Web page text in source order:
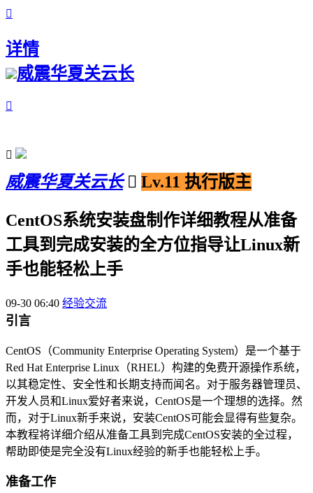

详情
威震华夏关云长


威震华夏关云长  Lv.11 执行版主
CentOS系统安装盘制作详细教程从准备
工具到完成安装的全方位指导让Linux新
手也能轻松上手
09-30 06:40 经验交流
引言
CentOS（Community Enterprise Operating System）是一个基于
Red Hat Enterprise Linux（RHEL）构建的免费开源操作系统，
以其稳定性、安全性和长期支持而闻名。对于服务器管理员、
开发人员和Linux爱好者来说，CentOS是一个理想的选择。然
而，对于Linux新手来说，安装CentOS可能会显得有些复杂。
本教程将详细介绍从准备工具到完成CentOS安装的全过程，
帮助即使是完全没有Linux经验的新手也能轻松上手。
准备工作